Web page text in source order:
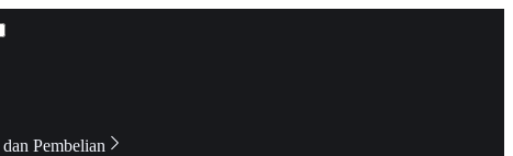
Pembelian